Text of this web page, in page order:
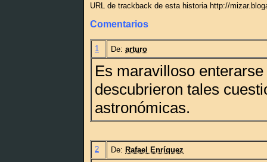
URL de trackback de esta historia http://
Comentarios
1 De: arturo
Es maravilloso
descubrieron tales
astronómicas.
2 De: Rafael Enríquez